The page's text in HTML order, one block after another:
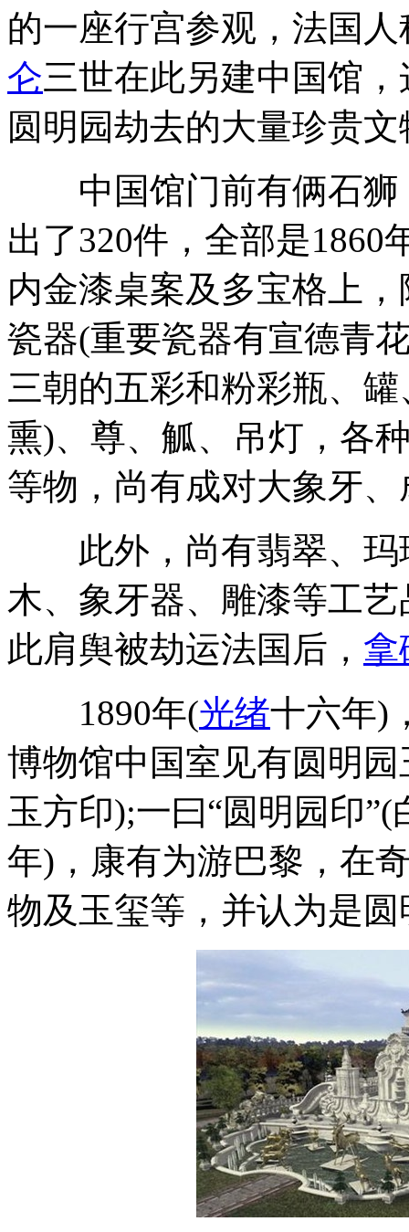
的一座行宫参观，法国
仑三世在此另建中国馆
圆明园劫去的大量珍贵文
中国馆门前有俩石狮
出了320件，全部是1860
内金漆桌案及多宝格上
瓷器(重要瓷器有宣德青
三朝的五彩和粉彩瓶、
熏)、尊、觚、吊灯，各
等物，尚有成对大象牙
此外，尚有翡翠、玛
木、象牙器、雕漆等工
此肩舆被劫运法国后， 拿
1890年(光绪十六年)
博物馆中国室见有圆明
玉方印);一曰“圆明园印
年)，康有为游巴黎，在
物及玉玺等，并认为是